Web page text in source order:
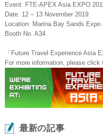
Event: FTE-APEX Asia EXPO
Date: 12 – 13 November 2019
Location: Marina Bay Sands
Booth No. A34
「Future Travel Experience Asia
For more information, please click
最新の記事